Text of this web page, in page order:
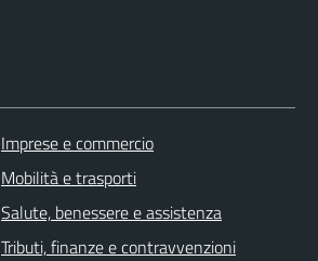
Imprese e commercio
Mobilità e trasporti
Salute, benessere e assistenza
Tributi, finanze e contravvenzioni